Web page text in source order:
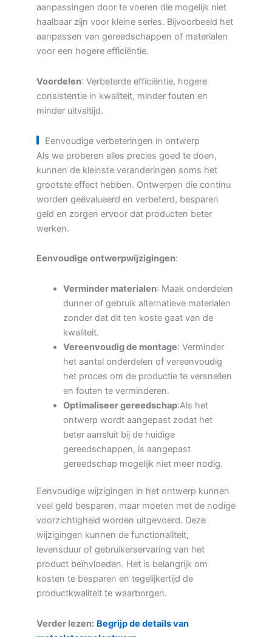
aanpassingen door te voeren die mogelijk niet
haalbaar zijn voor kleine series. Bijvoorbeeld het
aanpassen van gereedschappen of materialen
voor een hogere efficiëntie.
Voordelen: Verbeterde efficiëntie, hogere
consistentie in kwaliteit, minder fouten en
minder uitvaltijd.
Eenvoudige verbeteringen in ontwerp
Als we proberen alles precies goed te doen,
kunnen de kleinste veranderingen soms het
grootste effect hebben. Ontwerpen die continu
worden geëvalueerd en verbeterd, besparen
geld en zorgen ervoor dat producten beter
werken.
Eenvoudige ontwerpwijzigingen:
Verminder materialen: Maak onderdelen
dunner of gebruik alternatieve materialen
zonder dat dit ten koste gaat van de
kwaliteit.
Vereenvoudig de montage: Verminder
het aantal onderdelen of vereenvoudig
het proces om de productie te versnellen
en fouten te verminderen.
Optimaliseer gereedschap:Als het
ontwerp wordt aangepast zodat het
beter aansluit bij de huidige
gereedschappen, is aangepast
gereedschap mogelijk niet meer nodig.
Eenvoudige wijzigingen in het ontwerp kunnen
veel geld besparen, maar moeten met de nodige
voorzichtigheid worden uitgevoerd. Deze
wijzigingen kunnen de functionaliteit,
levensduur of gebruikerservaring van het
product beïnvloeden. Het is belangrijk om
kosten te besparen en tegelijkertijd de
productkwaliteit te waarborgen.
Verder lezen: Begrijp de details van